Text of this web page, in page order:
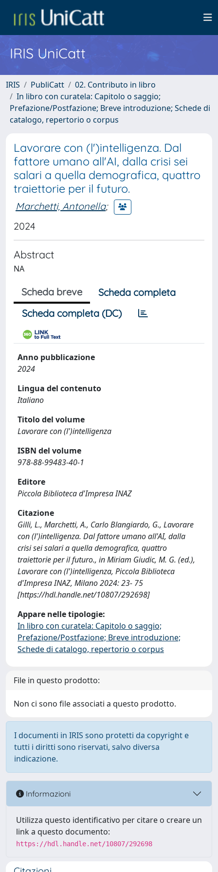
IRIS UniCatt
IRIS PubliCatt
02. Contributo in libro
In libro con curatela: Capitolo o saggio;
Prefazione/Postfazione; Breve introduzione; Schede di
catalogo, repertorio o corpus
Lavorare con (l')intelligenza. Dal
fattore umano all'AI, dalla crisi sei
salari a quella demografica, quattro
traiettorie per il futuro.
Marchetti, Antonella;
2024
Abstract
NA
Scheda breve
Scheda completa
Scheda completa (DC)
Anno pubblicazione
2024
Lingua del contenuto
Italiano
Titolo del volume
Lavorare con (l')intelligenza
ISBN del volume
978-88-99483-40-1
Editore
Piccola Biblioteca d'Impresa INAZ
Citazione
Gilli, L., Marchetti, A., Carlo Blangiardo, G., Lavorare
con (l')intelligenza. Dal fattore umano all'AI, dalla
crisi sei salari a quella demografica, quattro
traiettorie per il futuro., in Miriam Giudic, M. G. (ed.),
Lavorare con (l')intelligenza, Piccola Biblioteca
d'Impresa INAZ, Milano 2024: 23- 75
[https://hdl.handle.net/10807/292698]
Appare nelle tipologie:
In libro con curatela: Capitolo o saggio;
Prefazione/Postfazione; Breve introduzione;
Schede di catalogo, repertorio o corpus
File in questo prodotto:
Non ci sono file associati a questo prodotto.
I documenti in IRIS sono protetti da copyright e
tutti i diritti sono riservati, salvo diversa
indicazione.
Informazioni
Utilizza questo identificativo per citare o creare un
link a questo documento:
https://hdl.handle.net/10807/292698